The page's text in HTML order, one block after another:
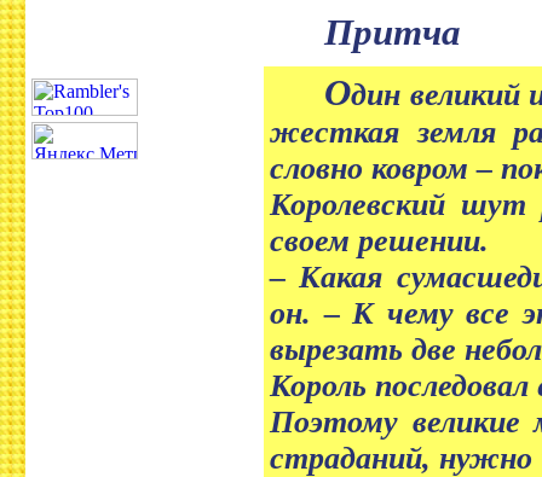
Притча
Один великий
жесткая земля
словно ковром –
Королевский шут
своем решении.
– Какая
он. – К чему все
вырезать две
Король
Поэтому
страданий, нужно